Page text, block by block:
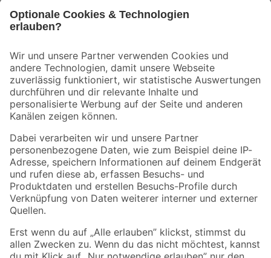
Der toom Newsletter: Keine Angebote und Aktionen mehr verpassen!
Zur Newsletter Anmeldung
Folge uns
Zahlungsarten Versandarten
Sicher einkaufen